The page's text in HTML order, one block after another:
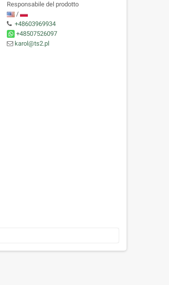
Responsabile del prodotto
/
+48603969934
+48507526097
karol@ts2.pl